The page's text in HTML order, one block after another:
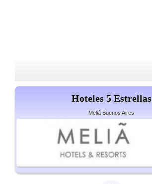
Hoteles 5 Estrellas
Meliá Buenos Aires